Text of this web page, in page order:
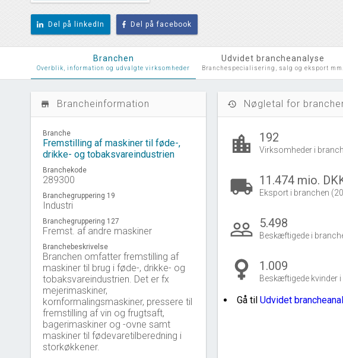
Del på linkedIn Del på facebook
Branchen
Overblik, information og udvalgte virksomheder
Udvidet brancheanalyse
Branchespecialisering, salg og eksport mm.
store_mall_directory Brancheinformation
Branche
Fremstilling af maskiner til føde-,
drikke- og tobaksvareindustrien
Branchekode
289300
Branchegruppering 19
Industri
Branchegruppering 127
Fremst. af andre maskiner
Branchebeskrivelse
Branchen omfatter fremstilling af
maskiner til brug i føde-, drikke- og
tobaksvareindustrien. Det er fx
mejerimaskiner,
kornformalingsmaskiner, pressere til
fremstilling af vin og frugtsaft,
bagerimaskiner og -ovne samt
maskiner til fødevaretilberedning i
storkøkkener.
history Nøgletal for
location_city 192
Virksomheder i
local_shipping 11.474 mio.
Eksport i branchen
people_outline 5.498
Beskæftigede i
1.009
Beskæftigede kvinder
Gå tilUdvidet